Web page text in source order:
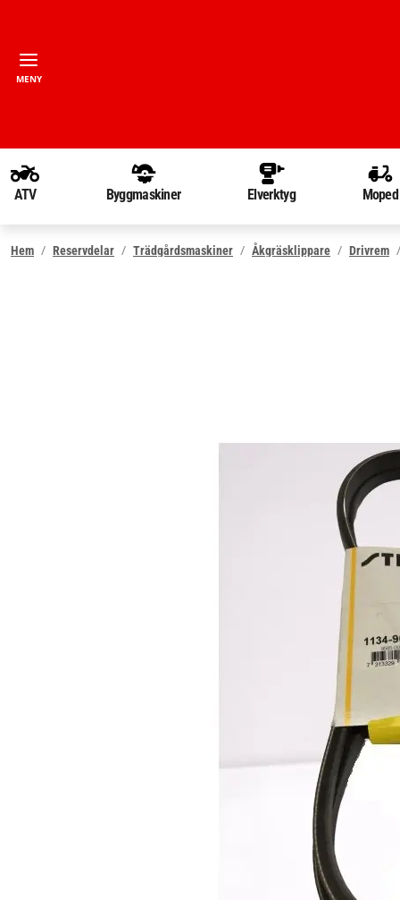
MENY
ATV Byggmaskiner Elverktyg Moped
Hem Reservdelar Trädgårdsmaskiner Åkgräsklippare Drivrem